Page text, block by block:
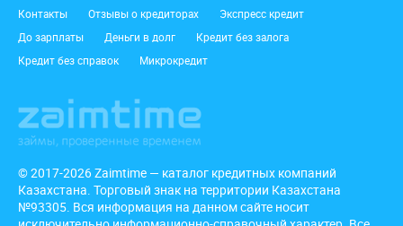
Подвал
Контакты Отзывы о кредиторах
Экспресс кредит
До зарплаты
Деньги в долг
Кредит без залога
Кредит без справок
Микрокредит
© 2017-2026 Zaimtime — каталог кредитных компаний
Казахстана. Торговый знак на территории Казахстана
№93305. Вся информация на данном сайте носит